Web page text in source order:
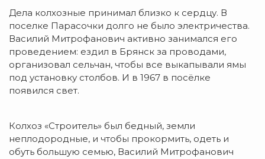
Дела колхозные принимал близко к сердцу. В
поселке Парасочки долго не было электричества.
Василий Митрофанович активно занимался его
проведением: ездил в Брянск за проводами,
организовал сельчан, чтобы все выкапывали ямы
под установку столбов. И в 1967 в посёлке
появился свет.
Колхоз «Строитель» был бедный, земли
неплодородные, и чтобы прокормить, одеть и
обуть большую семью, Василий Митрофанович